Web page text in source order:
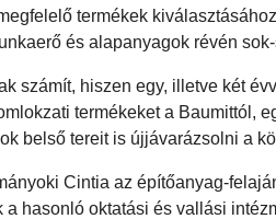
termékek
és alapanyagok révén
számít, hiszen egy, illetve két
termékeket a Baumittól,
belső tereit is újjávarázsolni a
Cintia az építőanyag-
a hasonló oktatási és vallási